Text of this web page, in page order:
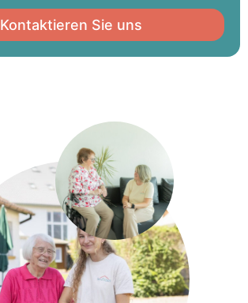
Kontaktieren Sie uns